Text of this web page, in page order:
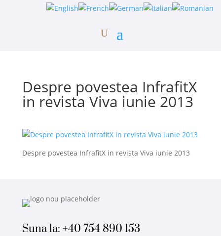
Despre povestea InfrafitX
in revista Viva iunie 2013
Despre povestea InfrafitX in revista Viva iunie 2013
Suna la: +40 754 890 153